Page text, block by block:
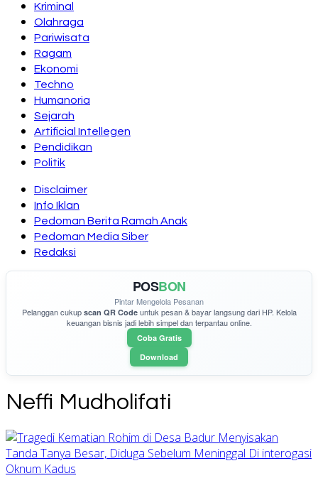
Kriminal
Olahraga
Pariwisata
Ragam
Ekonomi
Techno
Humanoria
Sejarah
Artificial Intellegen
Pendidikan
Politik
Disclaimer
Info Iklan
Pedoman Berita Ramah Anak
Pedoman Media Siber
Redaksi
POSBON
Pintar Mengelola Pesanan
Pelanggan cukup scan QR Codeuntuk pesan & bayar langsung dari HP. Kelola
keuangan bisnis jadi lebih simpel dan terpantau online.
Coba Gratis
Download
Neffi Mudholifati